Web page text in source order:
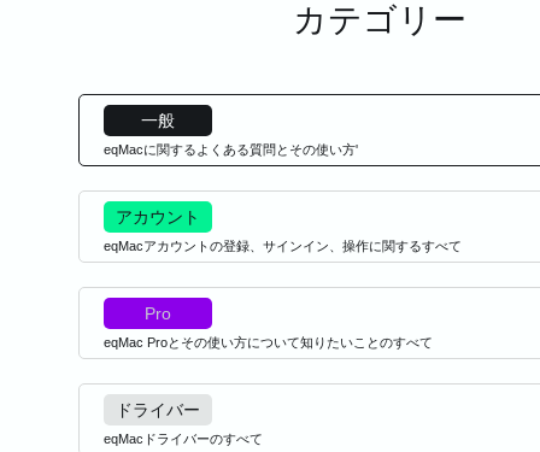
カテゴリー
一般
eqMacに関するよくある質問とその使い方'
アカウント
eqMacアカウントの登録、サインイン、操作に関するすべて
Pro
eqMac Proとその使い方について知りたいことのすべて
ドライバー
eqMacドライバーのすべて